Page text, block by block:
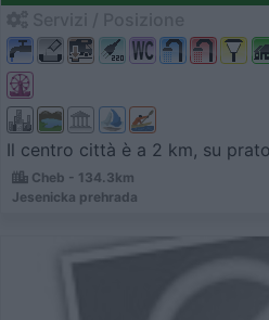
Il centro città è a 2 km, su
Cheb - 134.3km
Jesenicka prehrada